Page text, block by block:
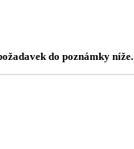
do poznámky níže.